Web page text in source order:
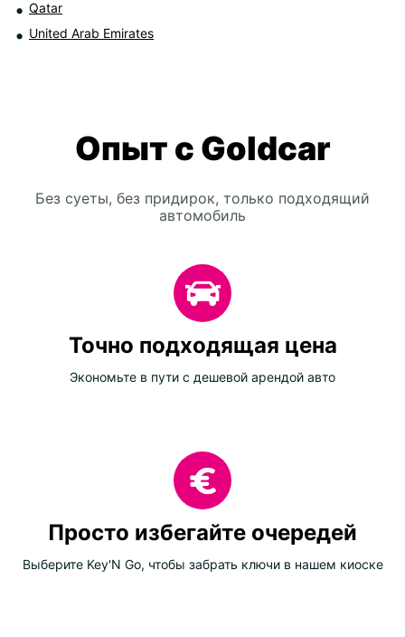
Qatar
United Arab Emirates
Опыт с Goldcar
Без суеты, без придирок, только подходящий
автомобиль
Точно подходящая цена
Экономьте в пути с дешевой арендой авто
Просто избегайте очередей
Выберите Key'N Go, чтобы забрать ключи в нашем киоске